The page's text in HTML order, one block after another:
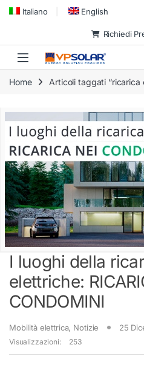
Skip to navigation
Skip to content
Italiano English
Richiedi
Home Articoli taggati “ricarica
I luoghi della
elettriche:
CONDOMINI
Mobilità elettrica, Notizie 25
Visualizzazioni: 253